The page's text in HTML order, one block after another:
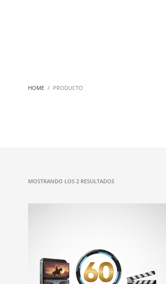
HOME PRODUCTO
MOSTRANDO LOS 2 RESULTADOSORDENADO